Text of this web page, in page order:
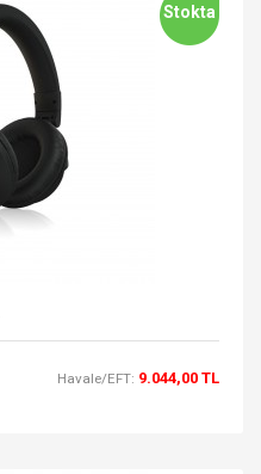
Stokta
Havale/EFT: 9.044,00 TL